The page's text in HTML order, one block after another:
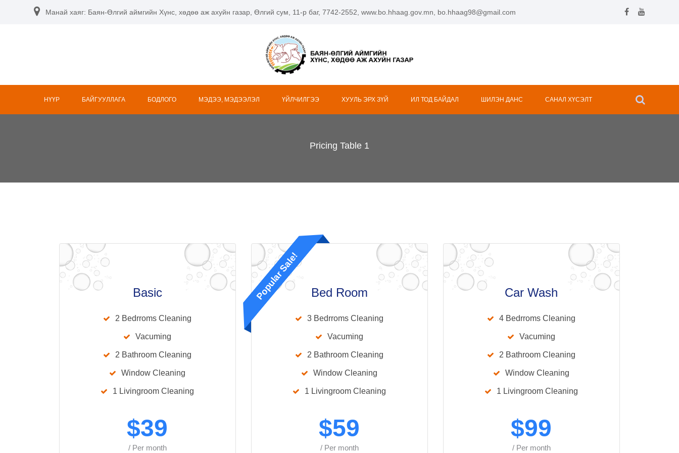
Манай хаяг: Баян-Өлгий аймгийн Хүнс, хөдөө аж ахуйн газар, Өлгий сум, 11-р баг, 7742-2552, www.bo.hhaag.gov.mn, bo.hhaag98@gmail.com
НҮҮР БАЙГУУЛЛАГА БОДЛОГО МЭДЭЭ, МЭДЭЭЛЭЛ ҮЙЛЧИЛГЭЭ ХУУЛЬ ЭРХ ЗҮЙ ИЛ ТОД БАЙДАЛ ШИЛЭН ДАНС САНАЛ ХҮСЭЛТ
Pricing Table 1
Basic
2 Bedrroms Cleaning
Vacuming
2 Bathroom Cleaning
Window Cleaning
1 Livingroom Cleaning
$39
/ Per month
Popular Sale! Bed Room
3 Bedrroms Cleaning
Vacuming
2 Bathroom Cleaning
Window Cleaning
1 Livingroom Cleaning
$59
/ Per month
Car Wash
4 Bedrroms Cleaning
Vacuming
2 Bathroom Cleaning
Window Cleaning
1 Livingroom Cleaning
$99
/ Per month